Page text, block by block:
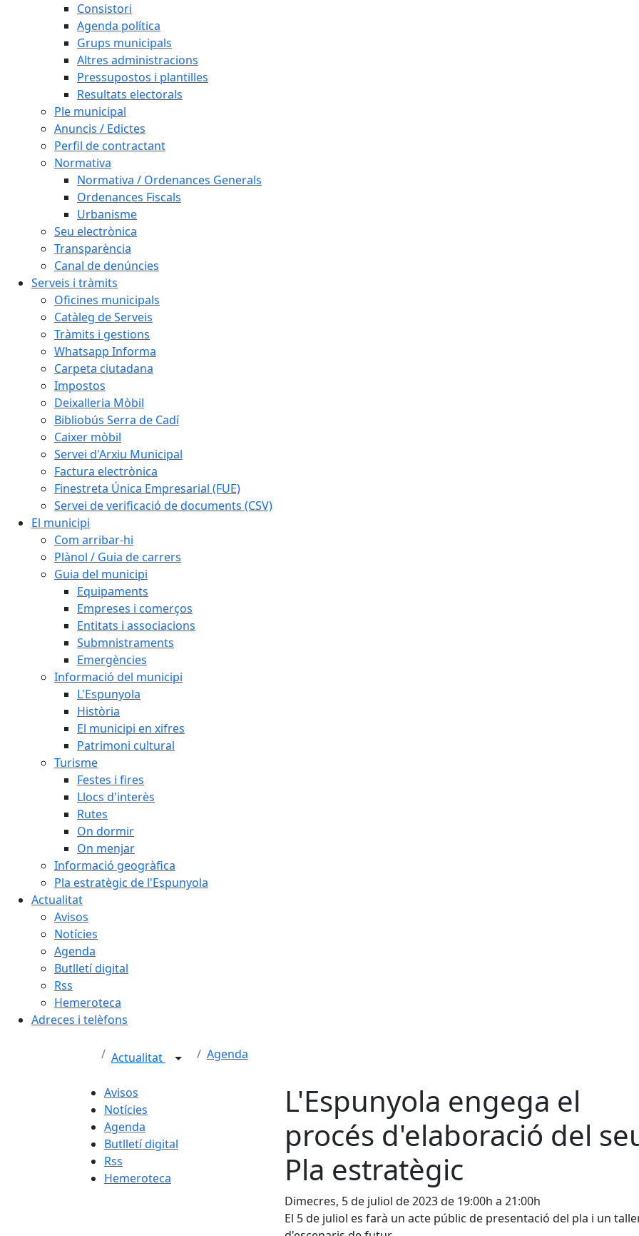
Consistori
Agenda política
Grups municipals
Altres administracions
Pressupostos i plantilles
Resultats electorals
Ple municipal
Anuncis / Edictes
Perfil de contractant
Normativa
Normativa / Ordenances Generals
Ordenances Fiscals
Urbanisme
Seu electrònica
Transparència
Canal de denúncies
Serveis i tràmits
Oficines municipals
Catàleg de Serveis
Tràmits i gestions
Whatsapp Informa
Carpeta ciutadana
Impostos
Deixalleria Mòbil
Bibliobús Serra de Cadí
Caixer mòbil
Servei d'Arxiu Municipal
Factura electrònica
Finestreta Única Empresarial (FUE)
Servei de verificació de documents (CSV)
El municipi
Com arribar-hi
Plànol / Guia de carrers
Guia del municipi
Equipaments
Empreses i comerços
Entitats i associacions
Submnistraments
Emergències
Informació del municipi
L'Espunyola
Història
El municipi en xifres
Patrimoni cultural
Turisme
Festes i fires
Llocs d'interès
Rutes
On dormir
On menjar
Informació geogràfica
Pla estratègic de l'Espunyola
Actualitat
Avisos
Notícies
Agenda
Butlletí digital
Rss
Hemeroteca
Adreces i telèfons
Actualitat Agenda
Avisos
Notícies
Agenda
Butlletí digital
Rss
Hemeroteca
L'Espunyola engega el
procés d'elaboració del
Pla estratègic
Dimecres, 5 de juliol de 2023 de 19:00h a 21:00h
El 5 de juliol es farà un acte públic de presentació del pla i un